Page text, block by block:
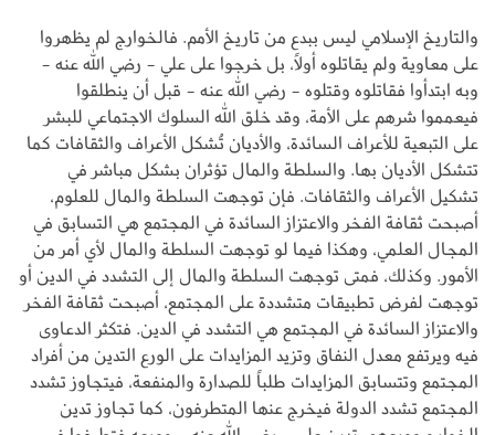
والتاريخ الإسلامي ليس ببدع من تاريخ الأمم. فالخوارج لم يظهروا
على معاوية ولم يقاتلوه أولاً، بل خرجوا على علي - رضي الله عنه -
وبه ابتدأوا فقاتلوه وقتلوه - رضي الله عنه - قبل أن ينطلقوا
فيعمموا شرهم على الأمة، وقد خلق الله السلوك الاجتماعي للبشر
على التبعية للأعراف السائدة، والأديان تُشكل الأعراف والثقافات كما
تتشكل الأديان بها. والسلطة والمال تؤثران بشكل مباشر في
تشكيل الأعراف والثقافات. فإن توجهت السلطة والمال للعلوم،
أصبحت ثقافة الفخر والاعتزاز السائدة في المجتمع هي التسابق في
المجال العلمي، وهكذا فيما لو توجهت السلطة والمال لأي أمر من
الأمور. وكذلك، فمتى توجهت السلطة والمال إلى التشدد في الدين أو
توجهت لفرض تطبيقات متشددة على المجتمع، أصبحت ثقافة الفخر
والاعتزاز السائدة في المجتمع هي التشدد في الدين. فتكثر الدعاوى
فيه ويرتفع معدل النفاق وتزيد المزايدات على الورع التدين من أفراد
المجتمع وتتسابق المزايدات طلباً للصدارة والمنفعة، فيتجاوز تشدد
المجتمع تشدد الدولة فيخرج عنها المتطرفون، كما تجاوز تدين